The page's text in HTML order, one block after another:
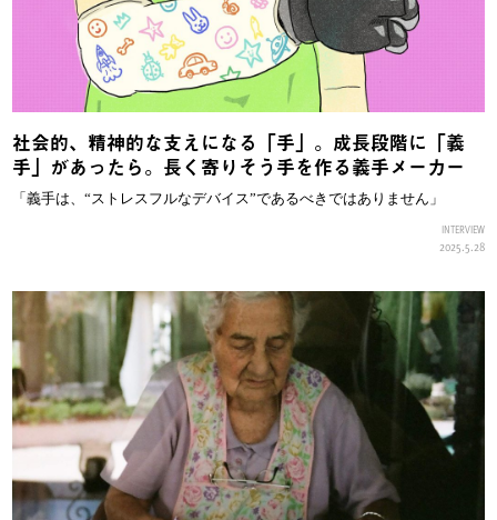
社会的、精神的な支えになる「手」。成長段階に「義
手」があったら。長く寄りそう手を作る義手メーカー
「義手は、“ストレスフルなデバイス”であるべきではありません」
INTERVIEW
2025.5.28